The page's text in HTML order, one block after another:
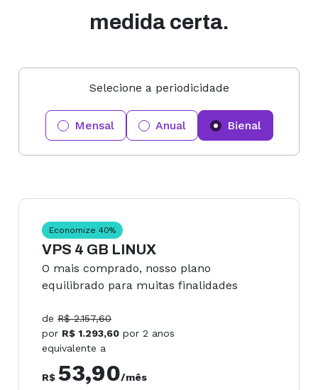
medida certa.
Selecione a periodicidade
Mensal Anual Bienal
Economize 40%
VPS 4 GB LINUX
O mais comprado, nosso plano
equilibrado para muitas finalidades
de R$ 2.157,60
por R$ 1.293,60 por 2 anos
equivalente a
R$ 53,90/mês